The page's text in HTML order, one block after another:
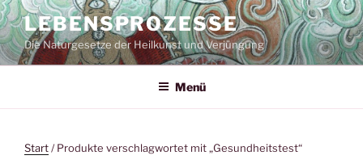
Zum
Inhalt
springen
LEBENSPROZESSE
Die Naturgesetze der Heilkunst und Verjüngung
Menü
Start/ Produkte verschlagwortet mit „Gesundheitstest“